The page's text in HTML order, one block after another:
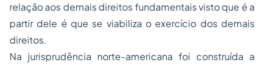
relação aos demais direitos fundamentais visto que é a
partir dele é que se viabiliza o exercício dos demais
direitos.
Na jurisprudência norte-americana foi construída a